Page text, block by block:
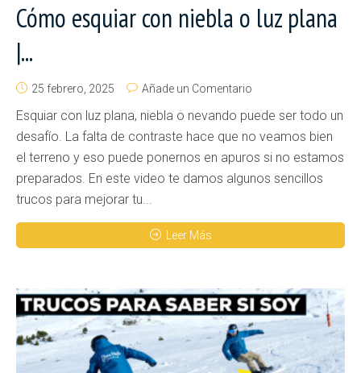
Cómo esquiar con niebla o luz plana
|...
25 febrero, 2025 Añade un Comentario
Esquiar con luz plana, niebla o nevando puede ser todo un
desafío. La falta de contraste hace que no veamos bien
el terreno y eso puede ponernos en apuros si no estamos
preparados. En este video te damos algunos sencillos
trucos para mejorar tu...
Leer Más